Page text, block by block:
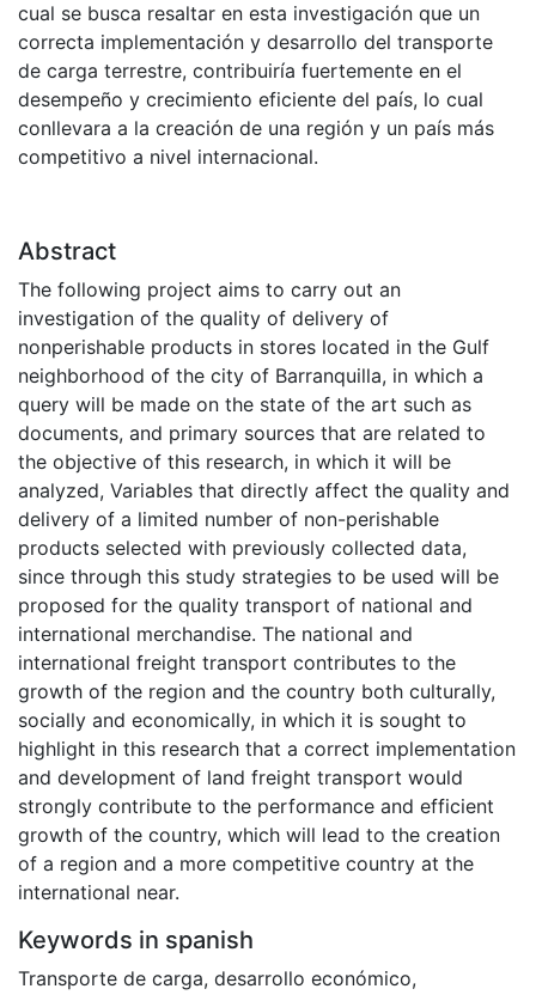
cual se busca resaltar en esta investigación que un
correcta implementación y desarrollo del transporte
de carga terrestre, contribuiría fuertemente en el
desempeño y crecimiento eficiente del país, lo cual
conllevara a la creación de una región y un país más
competitivo a nivel internacional.
Abstract
The following project aims to carry out an
investigation of the quality of delivery of
nonperishable products in stores located in the Gulf
neighborhood of the city of Barranquilla, in which a
query will be made on the state of the art such as
documents, and primary sources that are related to
the objective of this research, in which it will be
analyzed, Variables that directly affect the quality and
delivery of a limited number of non-perishable
products selected with previously collected data,
since through this study strategies to be used will be
proposed for the quality transport of national and
international merchandise. The national and
international freight transport contributes to the
growth of the region and the country both culturally,
socially and economically, in which it is sought to
highlight in this research that a correct implementation
and development of land freight transport would
strongly contribute to the performance and efficient
growth of the country, which will lead to the creation
of a region and a more competitive country at the
international near.
Keywords in spanish
Transporte de carga, desarrollo económico,